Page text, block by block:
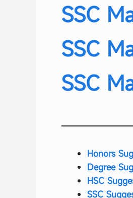
SSC
SSC
SSC
Honors
Degree
HSC
SSC